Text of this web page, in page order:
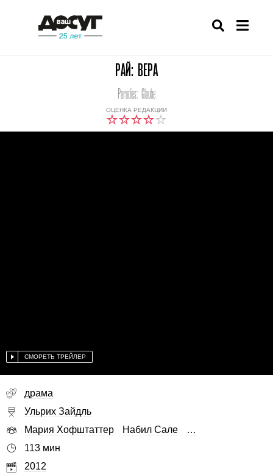
РАЙ: ВЕРА
ОЦЕНКА РЕДАКЦИИ
Paradies: Glaube
СМОРЕТЬ ТРЕЙЛЕР
драма
Ульрих Зайдль
Мария Хофштаттер
Набил Сале
…
113 мин
2012